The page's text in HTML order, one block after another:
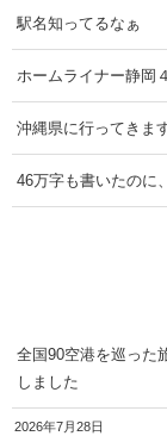
駅名知ってるなぁ
ホームライナー静岡
沖縄県に行ってきま
46万字も書いたのに
全国90空港を巡った
しました
2026年7月28日